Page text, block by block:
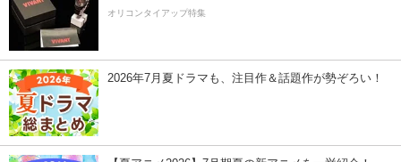
オリコンタイアップ特集
2026年7月夏ドラマも、注目作＆話題作が勢ぞろい！